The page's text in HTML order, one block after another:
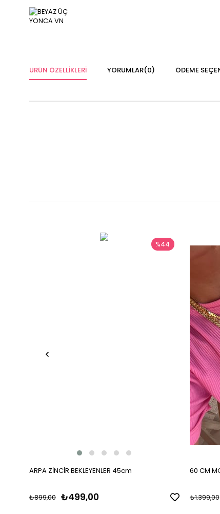
ÜRÜN ÖZELLIKLERI YORUMLAR(0) ÖDEME
ARPA ZİNCİR BEKLEYENLER 45cm
₺499,00
₺899,00
%44
60 CM
₺1.399,00